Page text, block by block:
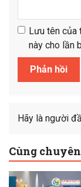
Lưu tên của
này cho lần
Hãy là người
Cùng